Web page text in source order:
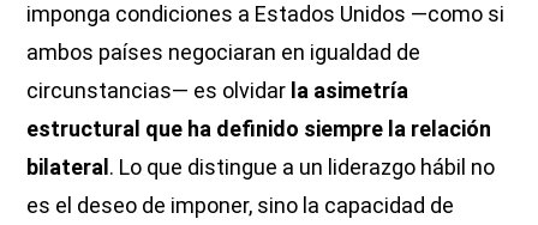
imponga condiciones a Estados Unidos —como si
ambos países negociaran en igualdad de
circunstancias— es olvidar la asimetría
estructural que ha definido siempre la relación
bilateral . Lo que distingue a un liderazgo hábil no
es el deseo de imponer, sino la capacidad de